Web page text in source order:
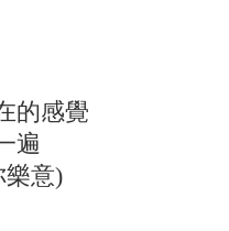
的感覺
遍
樂意)